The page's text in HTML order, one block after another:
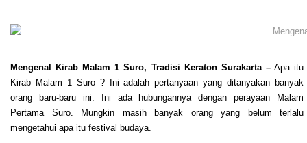
Mengenal Kirab Malam 1 Suro, Tradisi Keraton Surakarta –Apa itu
Kirab Malam 1 Suro ? Ini adalah pertanyaan yang ditanyakan banyak
orang baru-baru ini. Ini ada hubungannya dengan perayaan Malam
Pertama Suro. Mungkin masih banyak orang yang belum terlalu
mengetahui apa itu festival budaya.